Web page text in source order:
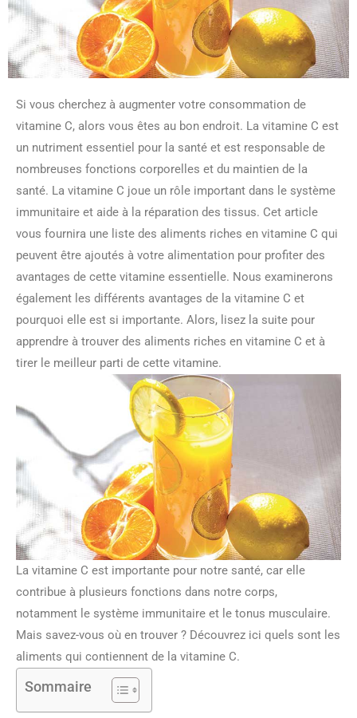
Si vous cherchez à augmenter votre consommation de
vitamine C, alors vous êtes au bon endroit. La vitamine C est
un nutriment essentiel pour la santé et est responsable de
nombreuses fonctions corporelles et du maintien de la
santé. La vitamine C joue un rôle important dans le système
immunitaire et aide à la réparation des tissus. Cet article
vous fournira une liste des aliments riches en vitamine C qui
peuvent être ajoutés à votre alimentation pour profiter des
avantages de cette vitamine essentielle. Nous examinerons
également les différents avantages de la vitamine C et
pourquoi elle est si importante. Alors, lisez la suite pour
apprendre à trouver des aliments riches en vitamine C et à
tirer le meilleur parti de cette vitamine.
La vitamine C est importante pour notre santé, car elle
contribue à plusieurs fonctions dans notre corps,
notamment le système immunitaire et le tonus musculaire.
Mais savez-vous où en trouver ? Découvrez ici quels sont les
aliments qui contiennent de la vitamine C.
Sommaire